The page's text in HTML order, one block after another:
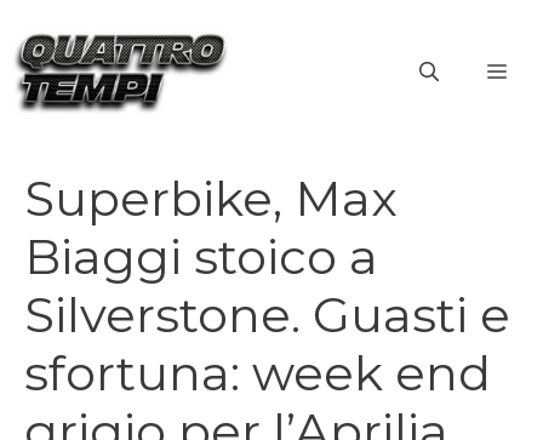
contenuto
Superbike, Max
Biaggi stoico a
Silverstone. Guasti e
sfortuna: week end